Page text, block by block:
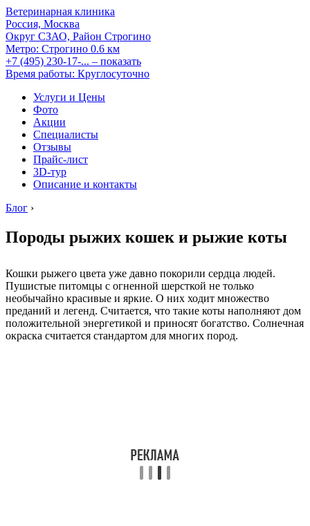
Ветеринарная клиника
Россия, Москва
Округ СЗАО, Район Строгино
Метро: Строгино 0.6 км
+7 (495) 230-17-... – показать
Время работы: Круглосуточно
Услуги и Цены
Фото
Акции
Специалисты
Отзывы
Прайс-лист
3D-тур
Описание и контакты
Блог ›
Породы рыжих кошек и рыжие коты
Кошки рыжего цвета уже давно покорили сердца людей.
Пушистые питомцы с огненной шерсткой не только
необычайно красивые и яркие. О них ходит множество
преданий и легенд. Считается, что такие коты наполняют дом
положительной энергетикой и приносят богатство. Солнечная
окраска считается стандартом для многих пород.